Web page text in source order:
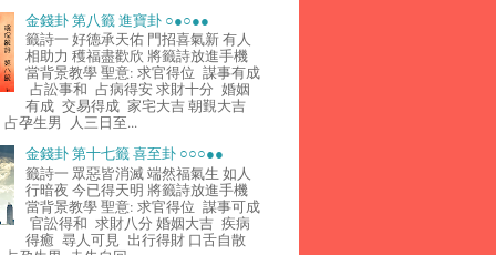
金錢卦 第八籤 進寶卦 ○●○●●
籤詩一 好德承天佑 門招喜氣新 有人
相助力 穫福盡歡欣 將籤詩放進手機
當背景教學 聖意: 求官得位 謀事有成
占訟事和 占病得安 求財十分 婚姻
有成 交易得成 家宅大吉 朝覲大吉
孕生男 人三日至...
金錢卦 第十七籤 喜至卦 ○○○●●
籤詩一 眾惡皆消滅 端然福氣生 如人
行暗夜 今已得天明 將籤詩放進手機
當背景教學 聖意: 求官得位 謀事可成
官訟得和 求財八分 婚姻大吉 疾病
得癒 尋人可見 出行得財 口舌自散